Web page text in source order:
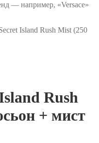
— например, «Versace»
Island Rush Mist (250
Rush
+ мист